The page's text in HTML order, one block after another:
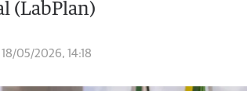
(LabPlan)
18/05/2026, 14:18